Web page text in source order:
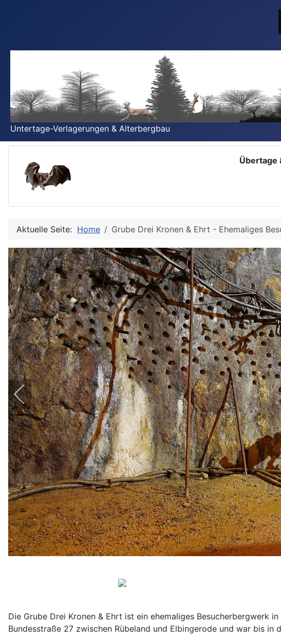
Untertage-Verlagerungen & Alterbergbau
Übertage
Aktuelle Seite: Home Grube Drei Kronen & Ehrt - Ehemaliges
Die Grube Drei Kronen & Ehrt ist ein ehemaliges Besucherbergwerk
Bundesstraße 27 zwischen Rübeland und Elbingerode und war bis